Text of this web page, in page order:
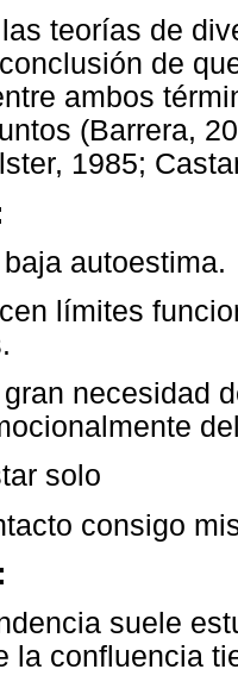
teorías de
conclusión de
ambos
(Barrera,
1985;
autoestima.
límites
gran necesidad
solo
consigo
suele
la confluencia